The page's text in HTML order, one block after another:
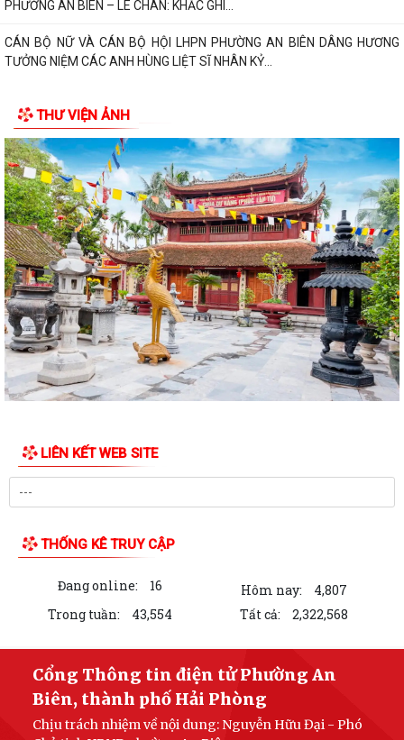
VÀ LỄ CẦU SIÊU TẠI ĐỀN LIỆT SĨ PHƯỜNG AN...
Phường An Biên triển khai kế hoạch duy trì mô hình “Vỉa hè sạch đẹp -
Người đi bộ an toàn”
79 năm Ngày Thương binh - Liệt...
PHƯỜNG AN BIÊN: TRANG CẤP MÁY TÍNH CHO 100% TỔ DÂN PHỐ –
HƯỚNG MẠNH VỀ CƠ SỞ, LAN TỎA CHUYỂN ĐỔI SỐ...
PHƯỜNG AN BIÊN TỔ CHỨC RA MẮT 02 MÔ HÌNH CHUYỂN ĐỔI SỐ –
TẠO ĐỘT PHÁ TRONG NÂNG CAO HIỆU QUẢ CÔNG...
ĐẢNG UỶ PHƯỜNG AN BIÊN CHÚ TRỌNG BỒI DƯỠNG LÝ LUẬN CHÍNH
TRỊ CHO ĐỘI NGŨ GIÁO VIÊN NĂM 2026
PHƯỜNG AN BIÊN BƯỚC ĐẦU ĐẠT KẾT QUẢ TÍCH CỰC TRONG CÔNG
TÁC VẬN ĐỘNG HIẾN, TẶNG KỶ VẬT KHÁNG CHIẾN
UBND PHƯỜNG AN BIÊN BAN HÀNH KẾ HOẠCH TRIỂN KHAI KHÁM SỨC
KHỎE ĐỊNH KỲ HOẶC KHÁM SÀNG LỌC MIỄN PHÍ...
UBND PHƯỜNG AN BIÊN HỌP TRIỂN KHAI CÁC MÔ HÌNH THỰC HIỆN
CÁC ĐỀ ÁN CỦA THÀNH PHỐ
UBND phường An Biên triển khai công tác phòng, chống bão số 01
PHƯỜNG AN BIÊN CHỦ ĐỘNG TRIỂN KHAI ĐỒNG BỘ CÁC GIẢI PHÁP
TIẾP TỤC TRIỂN KHAI MÔ HÌNH “ĐỒNG HÀNH CÙNG NHÂN DÂN
PHƯỜNG AN BIÊN HỌP THÁO GỠ KHÓ KHĂN, THỐNG NHẤT NHIỆM VỤ
TRIỂN KHAI DỰ ÁN TUYẾN ĐƯỜNG KẾT NỐI TỪ...
Thông báo về việc chấp hành các quy định liên quan đến lĩnh vực đảm
THƯ VIỆN ẢNH
LIÊN KẾT WEB SITE
THỐNG KÊ TRUY CẬP
Đang online: 16 Hôm nay:
4,807
Trong tuần:
43,554 Tất cả: 2,322,568
Cổng Thông tin điện tử Phường An
Biên, thành phố Hải Phòng
Chịu trách nhiệm về nội dung: Nguyễn Hữu Đại - Phó